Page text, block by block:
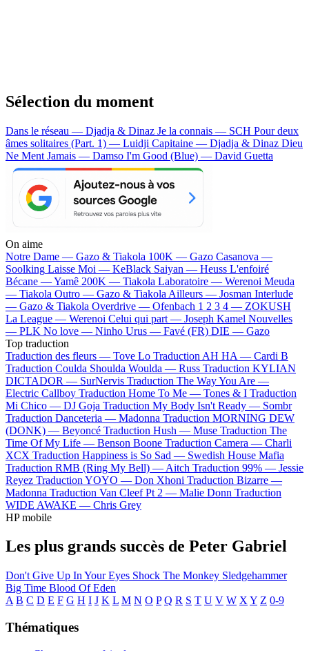
Sélection du moment
Dans le réseau — Djadja & Dinaz Je la connais — SCH Pour deux
âmes solitaires (Part. 1) — Luidji Capitaine — Djadja & Dinaz Dieu
Ne Ment Jamais — Damso I'm Good (Blue) — David Guetta
On aime
Notre Dame — Gazo & Tiakola 100K — Gazo Casanova —
Soolking Laisse Moi — KeBlack Saiyan — Heuss L'enfoiré
Bécane —Yamê 200K — Tiakola Laboratoire — Werenoi Meuda
— Tiakola Outro — Gazo & Tiakola Ailleurs — Josman Interlude
— Gazo & Tiakola Overdrive — Ofenbach 1 2 3 4 — ZOKUSH
La League — Werenoi Celui qui part — Joseph Kamel Nouvelles
— PLK No love — Ninho Urus — Favé (FR) DIE — Gazo
Top traduction
Traduction des fleurs — Tove Lo Traduction AH HA — Cardi B
Traduction Coulda Shoulda Woulda — Russ Traduction KYLIAN
DICTADOR — SurNervis Traduction The Way You Are —
Electric Callboy Traduction Home To Me — Tones & I Traduction
Mi Chico — DJ Goja Traduction My Body Isn't Ready — Sombr
Traduction Danceteria — Madonna Traduction MORNING DEW
(DONK) — Beyoncé Traduction Hush — Muse Traduction The
Time Of My Life — Benson Boone Traduction Camera — Charli
XCX Traduction Happiness is So Sad — Swedish House Mafia
Traduction RMB (Ring My Bell) — Aitch Traduction 99% — Jessie
Reyez Traduction YOYO — Don Xhoni Traduction Bizarre —
Madonna Traduction Van Cleef Pt 2 — Malie Donn Traduction
WIDE AWAKE — Chris Grey
HP mobile
Les plus grands succès de Peter Gabriel
Don't Give Up In Your Eyes Shock The Monkey Sledgehammer
Big Time Blood Of Eden
A B C D E F G H I J K L M N O P Q R S T U V W X Y Z 0-9
Thématiques